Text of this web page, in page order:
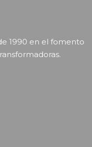
1990 en el fomento